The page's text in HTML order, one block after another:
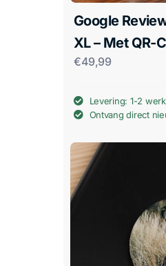
Google
XL – Met QR-
€49,99
Levering: 1-2
Ontvang direct